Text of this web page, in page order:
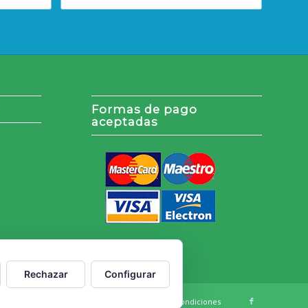
20,86€.
17,23€.
Formas de pago
aceptadas
Términos y Condiciones
Rechazar Configurar